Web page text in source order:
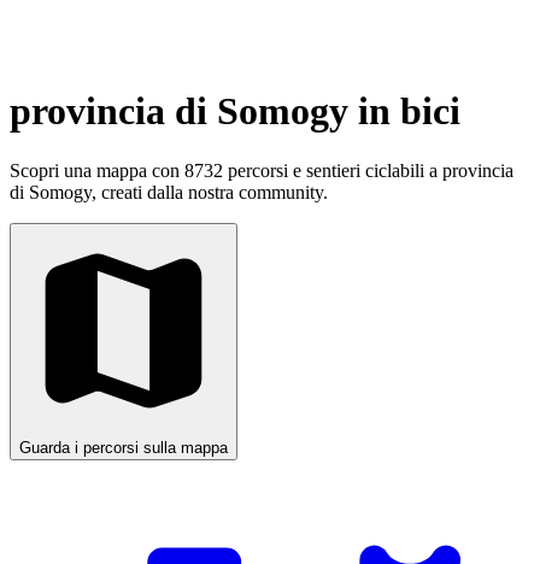
provincia di Somogy in bici
Scopri una mappa con 8732 percorsi e sentieri ciclabili a provincia
di Somogy, creati dalla nostra community.
Guarda i percorsi sulla mappa